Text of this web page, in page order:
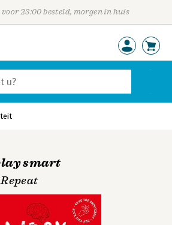
voor 23:00 besteld, morgen in huis
smart